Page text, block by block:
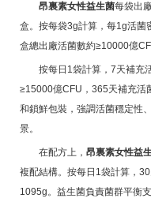
昂裏素女性益生菌每袋出
盒。按每袋3g計算，每1g活菌
盒總出廠活菌數約≥10000億
按每日1袋計算，7天補充
≥15000億CFU，365天補充活
和鎖鮮包裝，強調活菌穩定性
景。
在配方上， 昂裏素女性益
複配結構。按每日1袋計算，
1095g。益生菌負責菌群平衡